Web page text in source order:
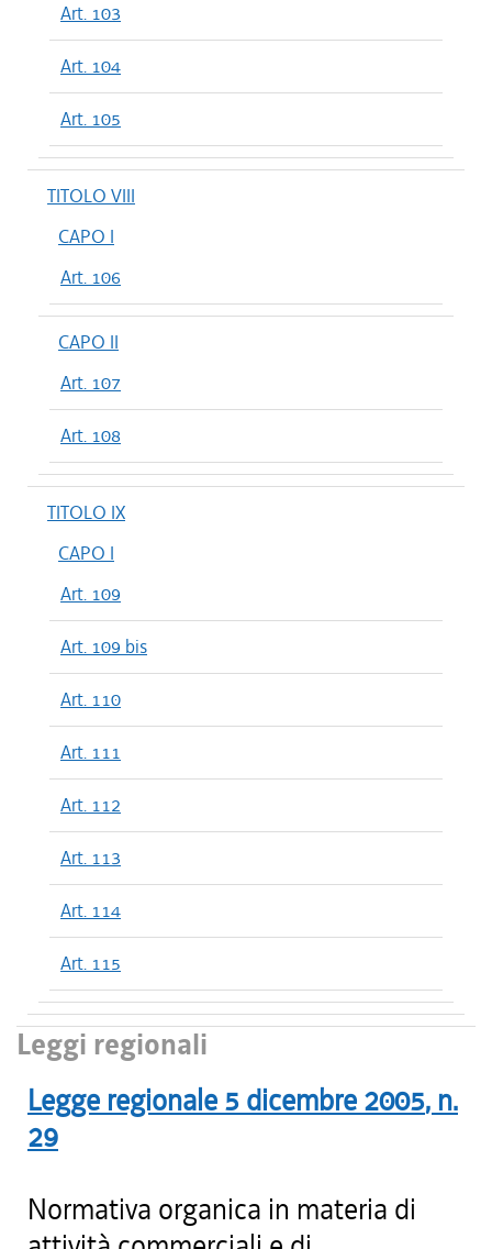
Art. 103
Art. 104
Art. 105
TITOLO VIII
CAPO I
Art. 106
CAPO II
Art. 107
Art. 108
TITOLO IX
CAPO I
Art. 109
Art. 109 bis
Art. 110
Art. 111
Art. 112
Art. 113
Art. 114
Art. 115
Leggi regionali
Legge regionale 5 dicembre 2005, n.
29
Normativa organica in materia di